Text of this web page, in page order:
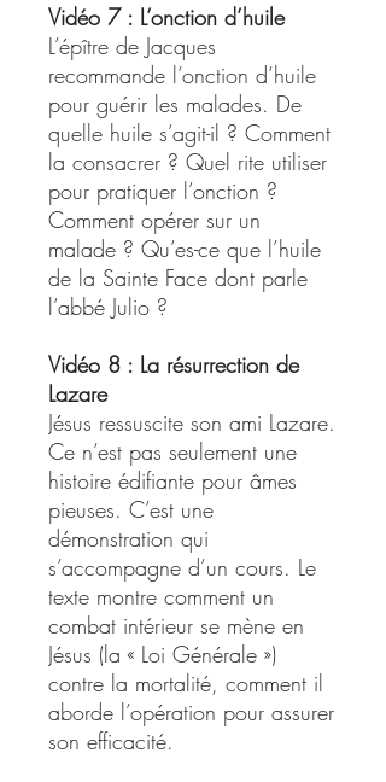
Vidéo 7 : L’onction d’huile
L’épître de Jacques
recommande l’onction d’huile
pour guérir les malades. De
quelle huile s’agit-il ? Comment
la consacrer ? Quel rite utiliser
pour pratiquer l’onction ?
Comment opérer sur un
malade ? Qu’es-ce que l’huile
de la Sainte Face dont parle
l’abbé Julio ?
Vidéo 8 : La résurrection de
Lazare
Jésus ressuscite son ami Lazare.
Ce n’est pas seulement une
histoire édifiante pour âmes
pieuses. C’est une
démonstration qui
s’accompagne d’un cours. Le
texte montre comment un
combat intérieur se mène en
Jésus (la « Loi Générale »)
contre la mortalité, comment il
aborde l’opération pour assurer
son efficacité.